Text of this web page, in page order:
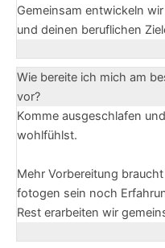
Gemeinsam entwickeln
und deinen beruflichen
Wie bereite ich mich am
vor?
Komme ausgeschlafen
wohlfühlst.
Mehr Vorbereitung
fotogen sein noch
Rest erarbeiten wir